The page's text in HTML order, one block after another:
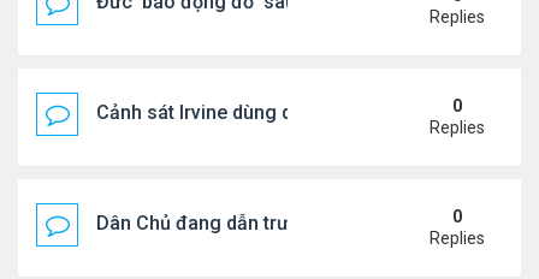
Replies
Cảnh sát Irvine dùng drone bắt kẻ trộm trong
0
Replies
Dân Chủ đang dẫn trước Cộng Hòa trong các
0
Replies